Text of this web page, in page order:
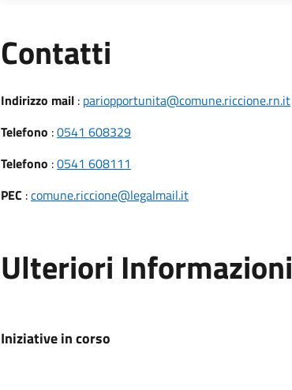
Contatti
Indirizzo mail: pariopportunita@comune.riccione.rn.it
Telefono :0541 608329
Telefono :0541 608111
PEC :comune.riccione@legalmail.it
Ulteriori Informazioni
Iniziative in corso